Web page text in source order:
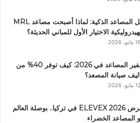
دليل المصاعد الذكية: لماذا أصبحت مصاعد MRL
الاختيار الأول للمباني الحديثة؟
16 مايو، 2026
تشفير المصاعد في 2026: كيف توفر 40% من
صيانة المصعد؟
12 مايو، 2026
معرض ELEVEX 2026 في تركيا.. بوصلة العالم
المصاعد الخضراء